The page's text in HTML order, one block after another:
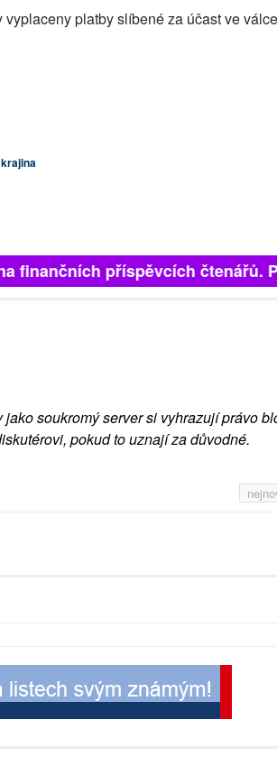
platby slíbené za účast ve
finančních příspěvcích čtenářů.
soukromý server si vyhrazují právo
pokud to uznají za důvodné.